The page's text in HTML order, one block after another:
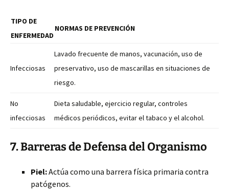
TIPO DE
ENFERMEDAD
NORMAS DE PREVENCIÓN
Infecciosas
Lavado frecuente de manos, vacunación, uso de
preservativo, uso de mascarillas en situaciones de
riesgo.
No
infecciosas
Dieta saludable, ejercicio regular, controles
médicos periódicos, evitar el tabaco y el alcohol.
7. Barreras de Defensa del Organismo
Piel:Actúa como una barrera física primaria contra
patógenos.